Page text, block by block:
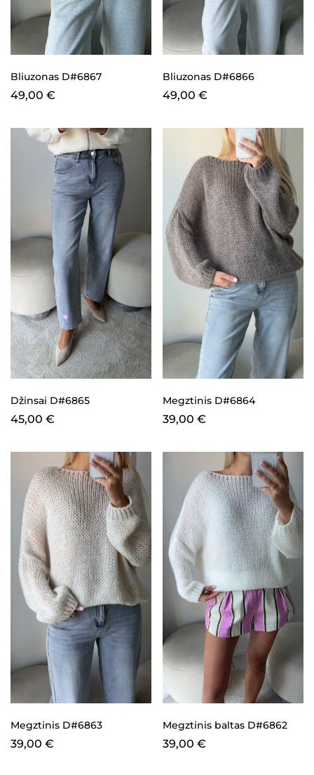
Bliuzonas D#6867
49,00 €
Bliuzonas D#6866
49,00 €
Džinsai D#6865
45,00 €
Megztinis D#6864
39,00 €
Megztinis D#6863
39,00 €
Megztinis baltas D#6862
39,00 €